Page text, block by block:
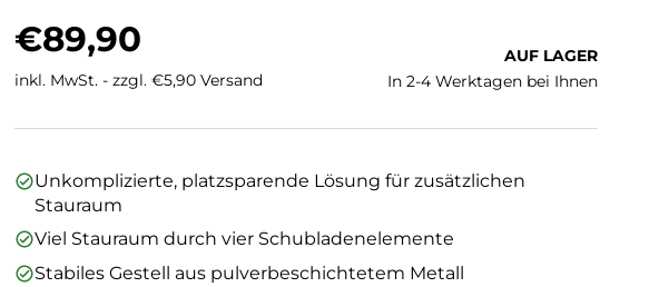
Normaler Preis
€89,90
inkl. MwSt. - zzgl. €5,90 Versand
AUF LAGER
In 2-4 Werktagen bei Ihnen
Unkomplizierte, platzsparende Lösung für zusätzlichen
Stauraum
Viel Stauraum durch vier Schubladenelemente
Stabiles Gestell aus pulverbeschichtetem Metall